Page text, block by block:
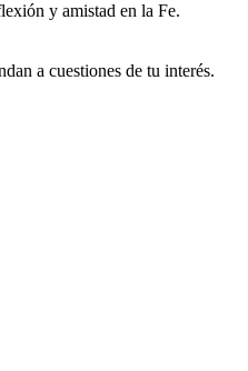
y amistad en la Fe.
a cuestiones de tu interés.